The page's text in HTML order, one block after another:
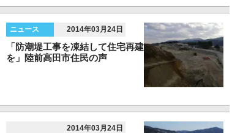
ニュース 2014年03月24日
「防潮堤工事を凍結して住宅再建
を」陸前高田市住民の声
2014年03月24日